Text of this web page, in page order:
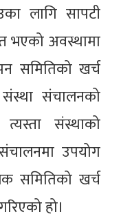
लागि सापटी
भएको अवस्थामा
समितिको खर्च
संस्था संचालनको
संस्थाको
उपयोग
समितिको खर्च
हो।